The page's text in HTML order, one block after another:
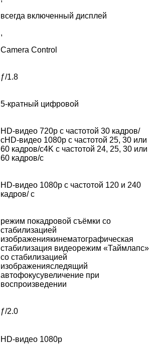
всегда включенный дисплей
,
Camera Control
ƒ/1.8
5-кратный цифровой
HD-видео 720p с частотой 30 кадров/
сHD-видео 1080p с частотой 25, 30 или
60 кадров/с4K с частотой 24, 25, 30 или
60 кадров/с
HD-видео 1080р с частотой 120 и 240
кадров/ с
режим покадровой съёмки со
стабилизацией
изображениякинематографическая
стабилизация видеорежим «Таймлапс»
со стабили­зацией
изображенияследящий
автофокусувеличение при
воспроизведении
ƒ/2.0
HD-видео 1080p